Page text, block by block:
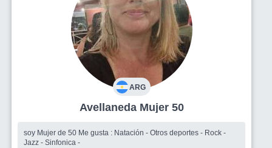
ARG
Avellaneda Mujer 50
soy Mujer de 50 Me gusta : Natación - Otros deportes - Rock -
Jazz - Sinfonica -